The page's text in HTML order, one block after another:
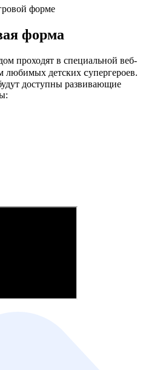
форме
форма
проходят в специальной веб-
любимых детских cупергероев.
доступны развивающие